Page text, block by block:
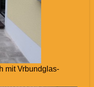
mit Vrbundglas-